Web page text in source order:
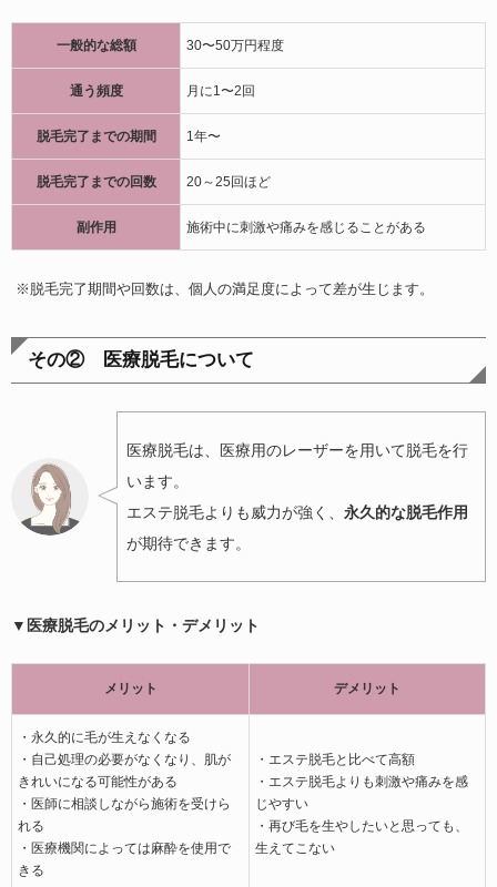
一般的な総額 30〜50万円程度
通う頻度 月に1〜2回
脱毛完了までの期間 1年〜
脱毛完了までの回数 20～25回ほど
副作用 施術中に刺激や痛みを感じることがある
※脱毛完了期間や回数は、個人の満足度によって差が生じます。
その② 医療脱毛について
医療脱毛は、医療用のレーザーを用いて脱毛を行
います。
エステ脱毛よりも威力が強く、 永久的な脱毛作用
が期待できます。
▼医療脱毛のメリット・デメリット
メリット デメリット
・永久的に毛が生えなくなる
・自己処理の必要がなくなり、肌が
きれいになる可能性がある
・医師に相談しながら施術を受けら
れる
・医療機関によっては麻酔を使用で
きる
・エステ脱毛と比べて高額
・エステ脱毛よりも刺激や痛みを感
じやすい
・再び毛を生やしたいと思っても、
生えてこない